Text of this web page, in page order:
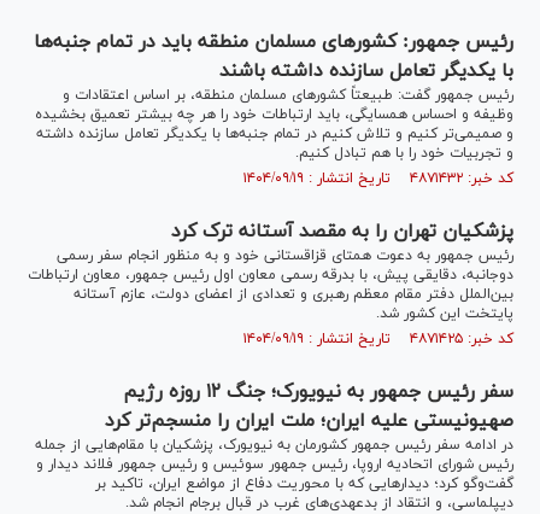
رئیس جمهور: کشور‌های مسلمان منطقه باید در تمام جنبه‌ها
با یکدیگر تعامل سازنده داشته باشند
رئیس جمهور گفت: طبیعتاً کشور‌های مسلمان منطقه، بر اساس اعتقادات و
وظیفه و احساس همسایگی، باید ارتباطات خود را هر چه بیشتر تعمیق بخشیده
و صمیمی‌تر کنیم و تلاش کنیم در تمام جنبه‌ها با یکدیگر تعامل سازنده داشته
و تجربیات خود را با هم تبادل کنیم.
کد خبر: ۴۸۷۱۴۳۲ تاریخ انتشار : ۱۴۰۴/۰۹/۱۹
پزشکیان تهران را به مقصد آستانه ترک کرد
رئیس جمهور به دعوت همتای قزاقستانی خود و به منظور انجام سفر رسمی
دوجانبه، دقایقی پیش، با بدرقه رسمی معاون اول رئیس جمهور، معاون ارتباطات
بین‌الملل دفتر مقام معظم رهبری و تعدادی از اعضای دولت، عازم آستانه
پایتخت این کشور شد.
کد خبر: ۴۸۷۱۴۲۵ تاریخ انتشار : ۱۴۰۴/۰۹/۱۹
سفر رئیس جمهور به نیویورک؛ جنگ ۱۲ روزه رژیم
صهیونیستی علیه ایران؛ ملت ایران را منسجم‌تر کرد
در ادامه سفر رئیس جمهور کشورمان به نیویورک، پزشکیان با مقام‌هایی از جمله
رئیس شورای اتحادیه اروپا، رئیس جمهور سوئیس و رئیس جمهور فلاند دیدار و
گفت‌وگو کرد؛ دیدارهایی که با محوریت دفاع از مواضع ایران، تاکید بر
دیپلماسی، و انتقاد از بدعهدی‌های غرب در قبال برجام انجام شد.